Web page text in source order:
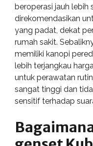
beroperasi jauh lebih
direkomendasikan
yang padat, dekat
rumah sakit.
memiliki kanopi
lebih terjangkau
untuk perawatan
sangat tinggi dan
sensitif terhadap